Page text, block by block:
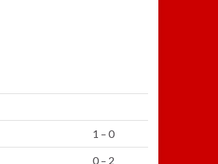
1 – 0
0 – 2